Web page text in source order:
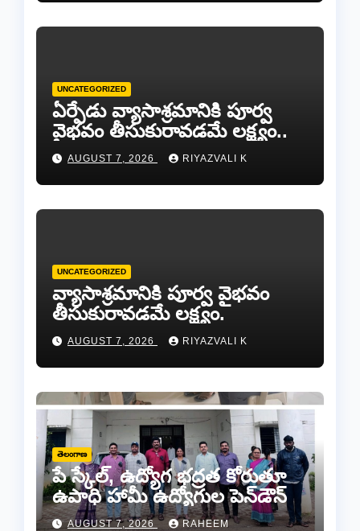
UNCATEGORIZED
ఏర్పేడు వ్యాసాశ్రమానికి పూర్వ
వైభవం తీసుకురావడమే లక్ష్యం..
AUGUST 7, 2026 RIYAZVALI K
UNCATEGORIZED
వ్యాసాశ్రమానికి పూర్వ వైభవం
తీసుకురావడమే లక్ష్యం.
AUGUST 7, 2026 RIYAZVALI K
తెలంగాణ
పే స్కేల్, ఉద్యోగ భద్రత కోరుతూ
ఉపాధి హామీ ఉద్యోగుల పెన్‌డౌన్
AUGUST 7, 2026 RAHEEM